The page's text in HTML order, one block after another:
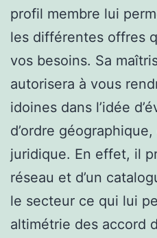
profil membre lui
les différentes offres
vos besoins. Sa
autorisera à vous
idoines dans l’idée
d’ordre
juridique. En effet, il
réseau et d’un
le secteur ce qui lui
altimétrie des accord